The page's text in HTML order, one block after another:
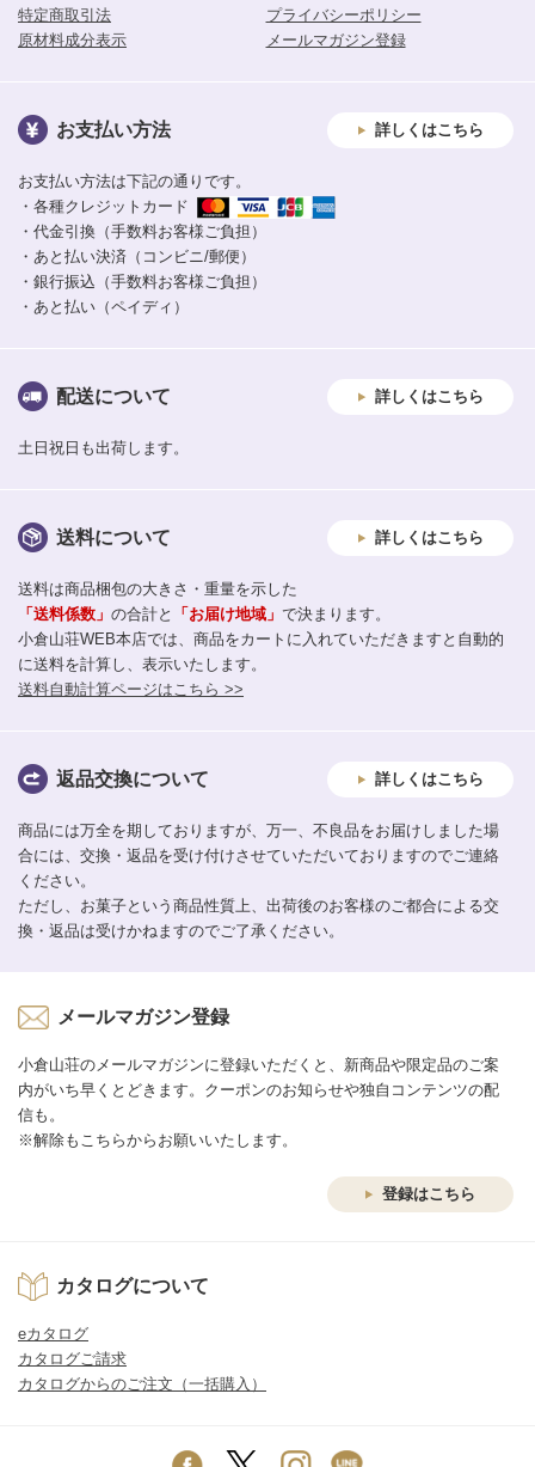
特定商取引法
プライバシーポリシー
原材料成分表示
メールマガジン登録
お支払い方法 詳しくはこちら
お支払い方法は下記の通りです。
・各種クレジットカード
・代金引換（手数料お客様ご負担）
・あと払い決済（コンビニ/郵便）
・銀行振込（手数料お客様ご負担）
・あと払い（ペイディ）
配送について 詳しくはこちら
土日祝日も出荷します。
送料について 詳しくはこちら
送料は商品梱包の大きさ・重量を示した
「送料係数」 の合計と 「お届け地域」 で決まります。
小倉山荘WEB本店では、商品をカートに入れていただきますと自動的
に送料を計算し、表示いたします。
送料自動計算ページはこちら >>
返品交換について 詳しくはこちら
商品には万全を期しておりますが、万一、不良品をお届けしました場
合には、交換・返品を受け付けさせていただいておりますのでご連絡
ください。
ただし、お菓子という商品性質上、出荷後のお客様のご都合による交
換・返品は受けかねますのでご了承ください。
メールマガジン登録
小倉山荘のメールマガジンに登録いただくと、新商品や限定品のご案
内がいち早くとどきます。クーポンのお知らせや独自コンテンツの配
信も。
※解除もこちらからお願いいたします。
登録はこちら
カタログについて
eカタログ
カタログご請求
カタログからのご注文（一括購入）